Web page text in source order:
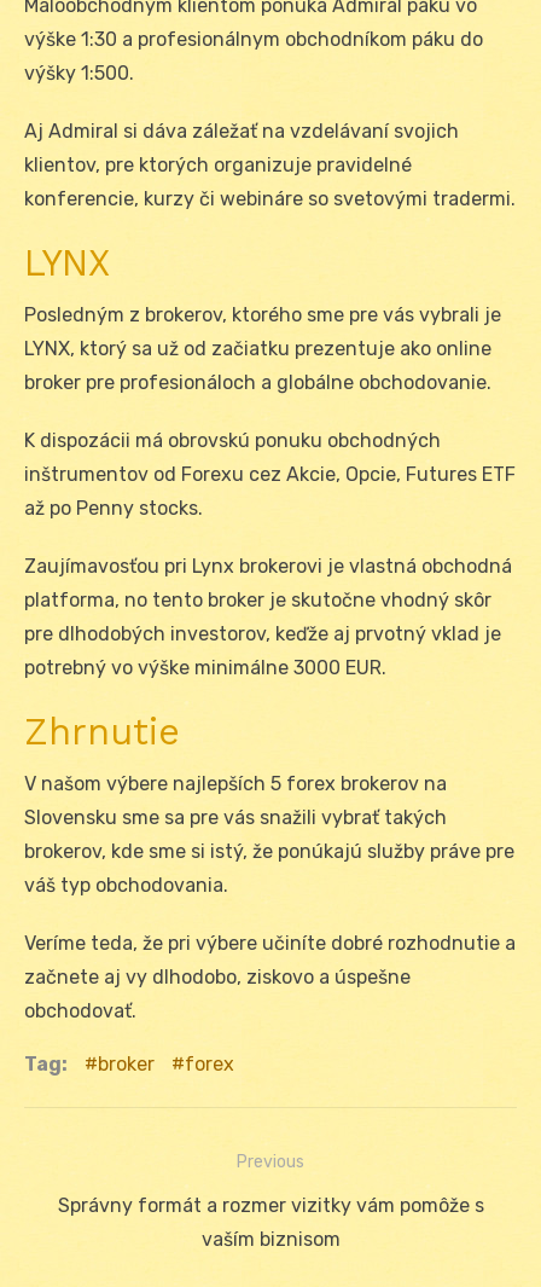
Maloobchodným klientom ponúka Admiral páku vo
výške 1:30 a profesionálnym obchodníkom páku do
výšky 1:500.
Aj Admiral si dáva záležať na vzdelávaní svojich
klientov, pre ktorých organizuje pravidelné
konferencie, kurzy či webináre so svetovými tradermi.
LYNX
Posledným z brokerov, ktorého sme pre vás vybrali je
LYNX, ktorý sa už od začiatku prezentuje ako online
broker pre profesionáloch a globálne obchodovanie.
K dispozácii má obrovskú ponuku obchodných
inštrumentov od Forexu cez Akcie, Opcie, Futures ETF
až po Penny stocks.
Zaujímavosťou pri Lynx brokerovi je vlastná obchodná
platforma, no tento broker je skutočne vhodný skôr
pre dlhodobých investorov, keďže aj prvotný vklad je
potrebný vo výške minimálne 3000 EUR.
Zhrnutie
V našom výbere najlepších 5 forex brokerov na
Slovensku sme sa pre vás snažili vybrať takých
brokerov, kde sme si istý, že ponúkajú služby práve pre
váš typ obchodovania.
Veríme teda, že pri výbere učiníte dobré rozhodnutie a
začnete aj vy dlhodobo, ziskovo a úspešne
obchodovať.
Tag: broker forex
Navigácia
Previous
Previous
Správny formát a rozmer vizitky vám pomôže s
vaším biznisom